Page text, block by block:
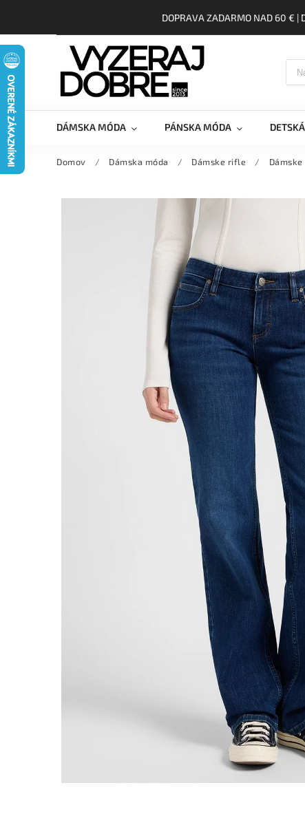
DOPRAVA ZADARMO NAD 60 € |
DÁMSKA MÓDA PÁNSKA MÓDA
Domov / Dámska móda / Dámske rifle /